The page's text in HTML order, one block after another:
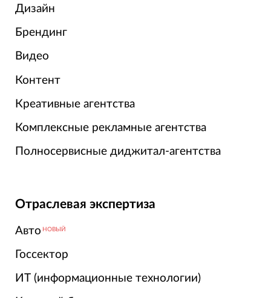
Дизайн
Брендинг
Видео
Контент
Креативные агентства
Комплексные рекламные агентства
Полносервисные диджитал-агентства
Отраслевая экспертиза
Авто НОВЫЙ
Госсектор
ИТ (информационные технологии)